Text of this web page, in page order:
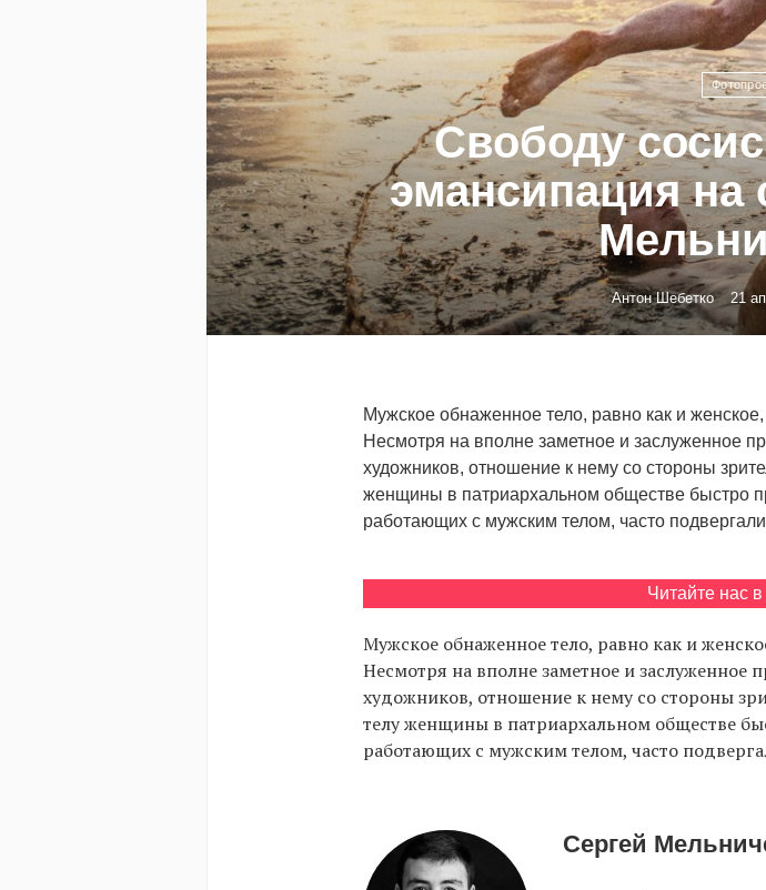
Свободу
эмансипация на
Антон Шебетко 21
Мужское обнаженное тело, равно как и
Несмотря на вполне заметное и заслуженное
художников, отношение к нему со стороны
женщины в патриархальном обществе быстро
работающих с мужским телом, часто подвергали
Читайте нас в
Мужское обнаженное тело, равно как и
Несмотря на вполне заметное и заслуженное
художников, отношение к нему со стороны
телу женщины в патриархальном обществе
работающих с мужским телом, часто
Сергей